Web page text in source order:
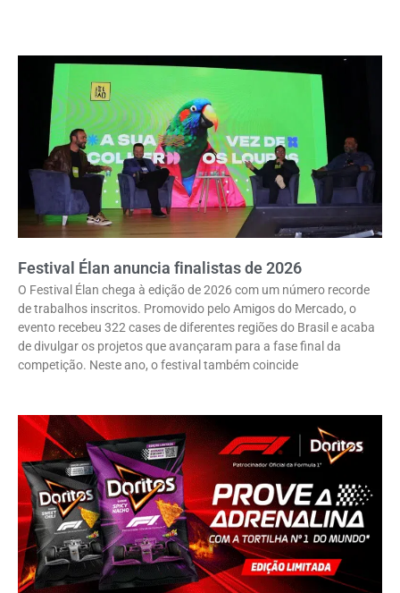
Festival Élan anuncia finalistas de 2026
O Festival Élan chega à edição de 2026 com um número recorde
de trabalhos inscritos. Promovido pelo Amigos do Mercado, o
evento recebeu 322 cases de diferentes regiões do Brasil e acaba
de divulgar os projetos que avançaram para a fase final da
competição. Neste ano, o festival também coincide